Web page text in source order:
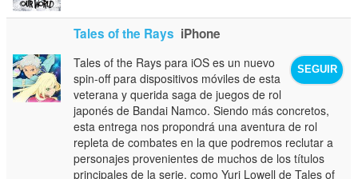
Tales of the Rays iPhone
SEGUIR
Tales of the Rays para iOS es un nuevo
spin-off para dispositivos móviles de esta
veterana y querida saga de juegos de rol
japonés de Bandai Namco. Siendo más concretos,
esta entrega nos propondrá una aventura de rol
repleta de combates en la que podremos reclutar a
personajes provenientes de muchos de los títulos
principales de la serie, como Yuri Lowell de Tales of